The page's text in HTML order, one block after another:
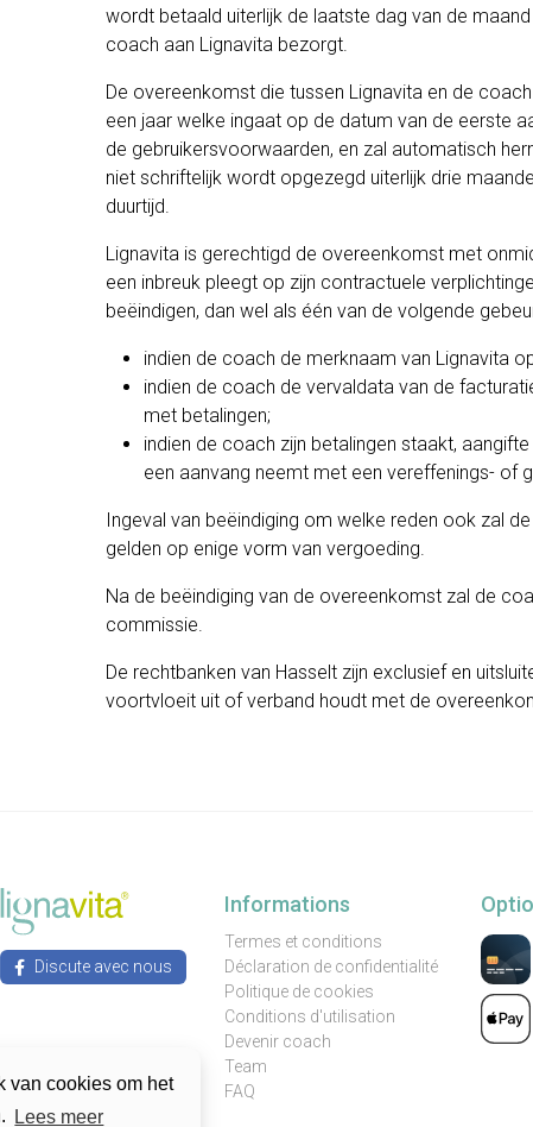
van cookies om het
Lees meer
wordt betaald uiterlijk de laatste dag van de
coach aan Lignavita bezorgt.
De overeenkomst die tussen Lignavita en de
een jaar welke ingaat op de datum van de eerste
de gebruikersvoorwaarden, en zal automatisch
niet schriftelijk wordt opgezegd uiterlijk drie
duurtijd.
Lignavita is gerechtigd de overeenkomst met
een inbreuk pleegt op zijn contractuele
beëindigen, dan wel als één van de volgende
indien de coach de merknaam van Lignavita
indien de coach de vervaldata van de
met betalingen;
indien de coach zijn betalingen staakt,
een aanvang neemt met een vereffenings- of
Ingeval van beëindiging om welke reden ook zal
gelden op enige vorm van vergoeding.
Na de beëindiging van de overeenkomst zal de
commissie.
De rechtbanken van Hasselt zijn exclusief en
voortvloeit uit of verband houdt met de
Discute avec nous
Informations
Termes et conditions
Déclaration de confidentialité
Politique de cookies
Conditions d'utilisation
Devenir coach
Team
FAQ